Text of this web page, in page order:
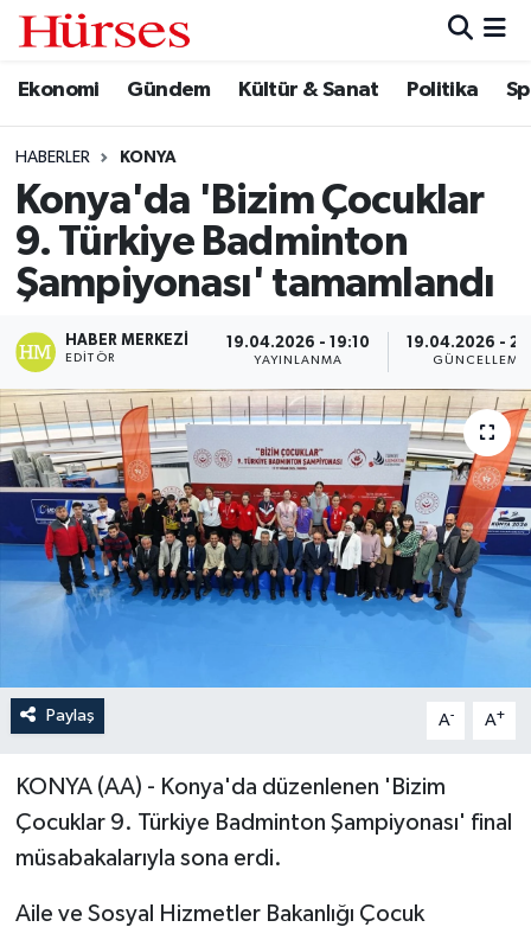
Ekonomi Gündem Kültür & Sanat Politika
HABERLER KONYA
Konya'da 'Bizim Çocuklar
9. Türkiye Badminton
Şampiyonası' tamamlandı
HABER MERKEZI
EDITÖR
19.04.2026 - 19:10
YAYINLANMA
19.04.2026 -
GÜNCELLEME
Paylaş A- A+
KONYA (AA) - Konya'da düzenlenen 'Bizim
Çocuklar 9. Türkiye Badminton Şampiyonası' final
müsabakalarıyla sona erdi.
Aile ve Sosyal Hizmetler Bakanlığı Çocuk
Ekonomi
Gündem
Kültür & Sanat
Politika
Spor
Turizm
Hava Durumu
Trafik Durumu
Süper Lig Puan Durumu ve Fikstür
Tüm Manşetler
Son Dakika Haberleri
Haber Arşivi